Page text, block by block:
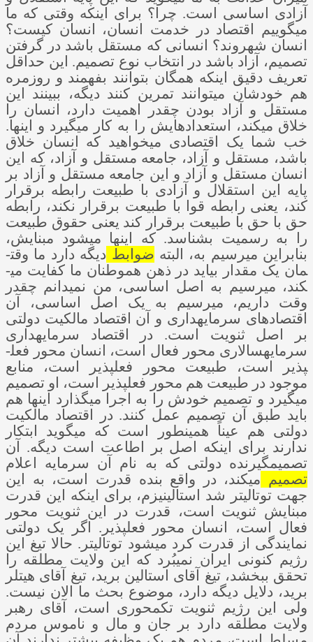
آزادی اساسی است. چرا؟ برای اینکه وقتی که ما
می­گوییم اقتصاد در خدمت انسان، انسان کیست؟
انسان شهروند؟ انسانی که مستقل باشد در گرفتن
تصمیم، آزاد باشد در انتخاب نوع تصمیم. این حداقل
تعریف دقیق اینکه همگان بتوانند بفهمند و روزمره
هم خودشان می­توانند تمرین کنند دیگه، ببینند این
مستقل و آزاد بودن چقدر اهمیت دارد، انسان را
خلاق می­کند، استعدادهایش را به کار می­گیرد و اینها.
خب شما یک اقتصادی می­خواهید که انسان خلاق
باشد، مستقل و آزاد، جامعه مستقل و آزاد، که این
انسان مستقل و آزاد و این جامعه مستقل و آزاد بر
پایه این استقلال و آزادی با طبیعت رابطه برقرار
کند، یعنی رابطه قوا با طبیعت برقرار نکند، رابطه
حق با حق با طبیعت برقرار کند یعنی حقوق طبیعت
را به رسمیت بشناسد. که اینها می­شود مبنایش،
بنابراین می­رسیم به، البته ضوابط دیگه دارد ما وقت­
مان یک مقدار بیاید در ذهن هموطنان ما کفایت می­
کند، می­رسیم به اصل اساسی، من نمی­دانم چقدر
وقت داریم، می­رسیم به یک اصل اساسی، آن
اقتصادهای سرمایه­داری و آن اقتصاد مالکیت دولتی
بر اصل ثنویت است. در اقتصاد سرمایه­داری
سرمایه­سالاری محور فعال است، انسان محور فعل­
پذیر است، طبیعت محور فعل­پذیر است، منابع
موجود در طبیعت هم محور فعل­پذیر است، او تصمیم
می­گیرد و تصمیم خودش را به اجرا می­گذارد اینها هم
باید طبق آن تصمیم عمل کنند. در اقتصاد مالکیت
دولتی هم عیناً همینطور است که می­گوید ابتکار
ندارند برای اینکه اصل بر اطاعت است دیگه. آن
تصمیم­گیرنده دولتی که به نام آن سرمایه اعلام
تصمیم می­کند، در واقع بنده قدرت است، به این
جهت توتالیتر شد استالینیزم، برای اینکه این قدرت
مبنایش ثنویت است، قدرت در این ثنویت محور
فعال است، انسان محور فعل­پذیر. اگر یک دولتی
نمایندگی از قدرت کرد می­شود توتالیتر. حالا تیغ این
رژیم کنونی ایران نمی­بُرد که این ولایت مطلقه را
تحقق ببخشد، تیغ آقای استالین برید، تیغ آقای هیتلر
برید، دلایل دیگه دارد، موضوع بحث ما الان نیست.
ولی این رژیم ثنویت تک­محوری است، آقای رهبر
ولایت مطلقه دارد بر جان و مال و ناموس مردم